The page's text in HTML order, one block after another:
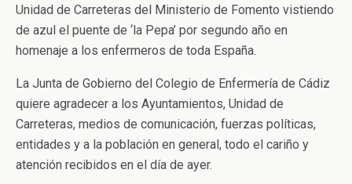
Unidad de Carreteras del Ministerio de Fomento vistiendo
de azul el puente de ‘la Pepa’ por segundo año en
homenaje a los enfermeros de toda España.
La Junta de Gobierno del Colegio de Enfermería de Cádiz
quiere agradecer a los Ayuntamientos, Unidad de
Carreteras, medios de comunicación, fuerzas políticas,
entidades y a la población en general, todo el cariño y
atención recibidos en el día de ayer.